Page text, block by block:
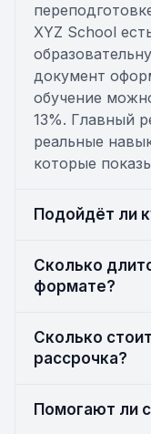
XYZ School
документ
обучение
13%. Главный
реальные
которые
Подойдёт ли
Сколько
формате?
Сколько
рассрочка?
Помогают ли